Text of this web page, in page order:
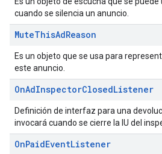
cuando se silencia un anuncio.
MuteThisAdReason
Es un objeto que se usa para
este anuncio.
OnAdInspectorClosedListener
Definición de interfaz para una
invocará cuando se cierre la IU del
OnPaidEventListener